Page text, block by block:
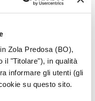
Zola Predosa (BO),
il "Titolare"), in qualità
informare gli utenti (gli
su questo sito.